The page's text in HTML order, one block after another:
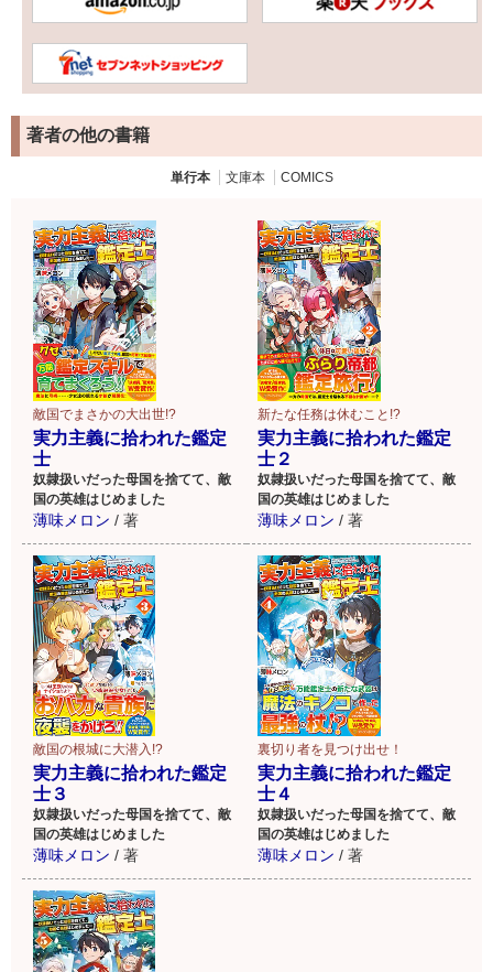
著者の他の書籍
単行本 文庫本 COMICS
敵国でまさかの大出世!?
実力主義に拾われた鑑定
士
奴隷扱いだった母国を捨てて、敵
国の英雄はじめました
薄味メロン / 著
新たな任務は休むこと!?
実力主義に拾われた鑑定
士２
奴隷扱いだった母国を捨てて、敵
国の英雄はじめました
薄味メロン / 著
敵国の根城に大潜入!?
実力主義に拾われた鑑定
士３
奴隷扱いだった母国を捨てて、敵
国の英雄はじめました
薄味メロン / 著
裏切り者を見つけ出せ！
実力主義に拾われた鑑定
士４
奴隷扱いだった母国を捨てて、敵
国の英雄はじめました
薄味メロン / 著